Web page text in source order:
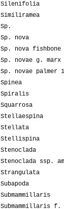
Silenifolia
Similiramea
Sp.
Sp. nova
Sp. nova fishbone
Sp. novae g. marx
Sp. novae palmer
Spinea
Spiralis
Squarrosa
Stellaespina
Stellata
Stellispina
Stenoclada
Stenoclada ssp.
Strangulata
Subapoda
Submammillaris
Submammillaris